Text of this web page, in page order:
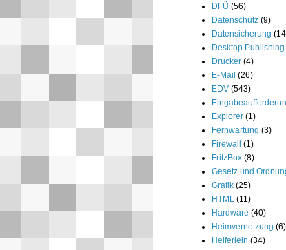
DFÜ (56)
Datenschutz (9)
Datensicherung
Desktop Publishing
Drucker (4)
E-Mail (26)
EDV (543)
Explorer (1)
Fernwartung (3)
Firewall
(1)
FritzBox (8)
Gesetz und
Grafik (25)
HTML (11)
Hardware (40)
Heimvernetzung (6)
Helferlein (34)